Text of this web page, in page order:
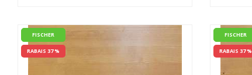
FISCHER
RABAIS 37 %
FISCHER
RABAIS 37 %